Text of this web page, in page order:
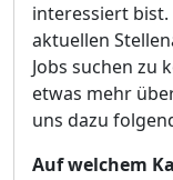
interessiert
aktuellen
Jobs suchen zu
etwas mehr
uns dazu
Auf welchem